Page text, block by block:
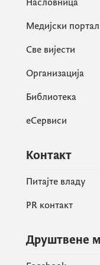
Солидно
научи више
ефикасан и
Жеља за
региона.
Писмено и
Медијски портал
Све вијести
Организација
Библиотека
еСервиси
Контакт
Питајте владу
PR контакт
Друштвене